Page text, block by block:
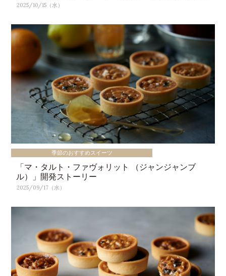
2025/10/15（水）
季節のおすすめスイーツ
「マ・タルト・ファヴォリット （ジャンジャンブ
ル）」開発ストーリー
2025/09/17（水）